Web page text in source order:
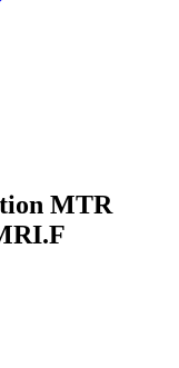
MTR